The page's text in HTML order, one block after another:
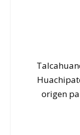
origen